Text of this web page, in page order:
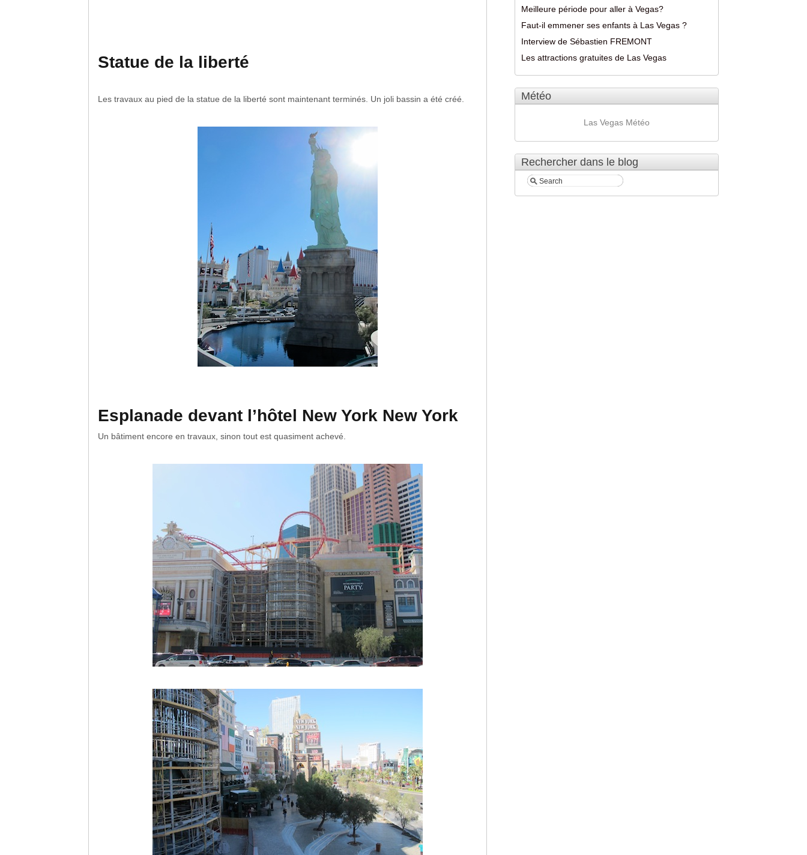
Statue de la liberté
Les travaux au pied de la statue de la liberté sont maintenant terminés. Un joli bassin a été créé.
Esplanade devant l’hôtel New York New York
Un bâtiment encore en travaux, sinon tout est quasiment achevé.
Meilleure période pour aller à Vegas?
Faut-il emmener ses enfants à Las Vegas ?
Interview de Sébastien FREMONT
Les attractions gratuites de Las Vegas
Météo
Las Vegas Météo
Rechercher dans le blog